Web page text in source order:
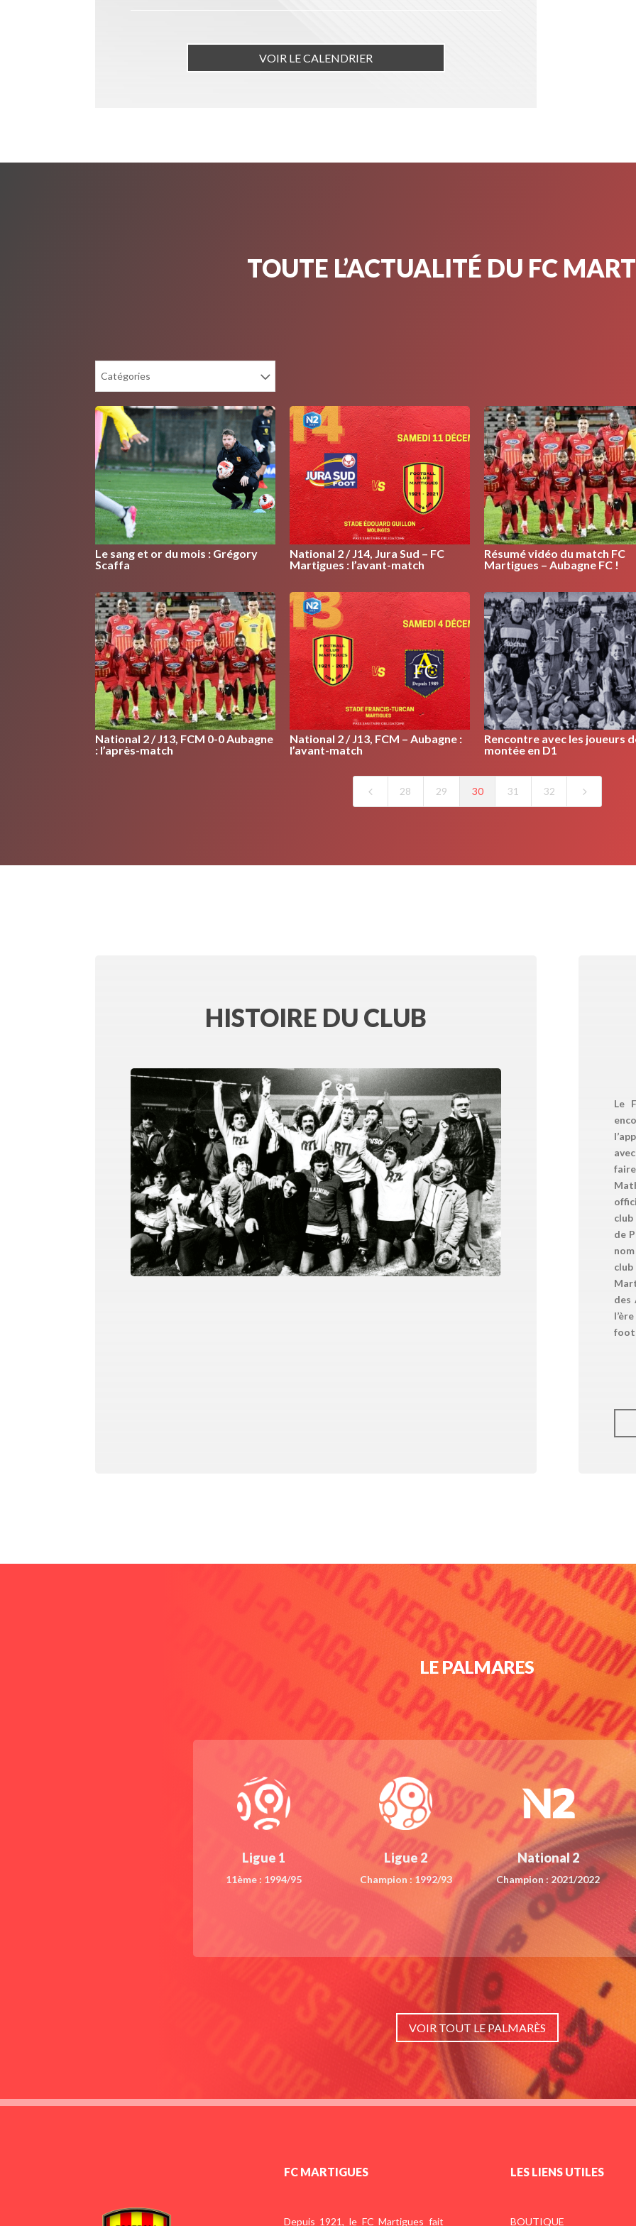
VOIR LE CALENDRIER
TOUTE L’ACTUALITÉ DU FC
Catégories
Le sang et or du mois : Grégory
Scaffa
National 2 / J14, Jura Sud – FC
Martigues : l’avant-match
Résumé vidéo du match FC
Martigues – Aubagne FC !
National 2 / J13, FCM 0-0 Aubagne
: l’après-match
National 2 / J13, FCM – Aubagne :
l’avant-match
Rencontre avec les joueurs
montée en D1
4 28 29 30 31 32 5
HISTOIRE DU CLUB
Le
de
des
foot
LE PALMARES
Ligue 1
11ème : 1994/95
Ligue 2
Champion : 1992/93
National 2
Champion : 2021/2022
VOIR TOUT LE PALMARÈS
FC MARTIGUES
Depuis 1921, le FC Martigues fait
LES LIENS UTILES
BOUTIQUE